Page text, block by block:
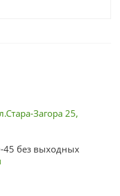
Загора 25,
45 без выходных